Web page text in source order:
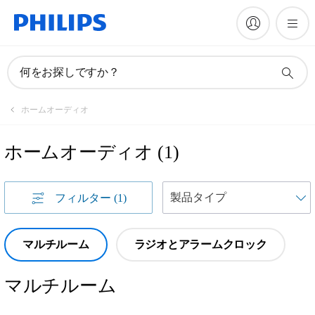
何をお探しですか？
ホームオーディオ
ホームオーディオ (1)
フィルター (1)
マルチルーム ラジオとアラームクロック
マルチルーム